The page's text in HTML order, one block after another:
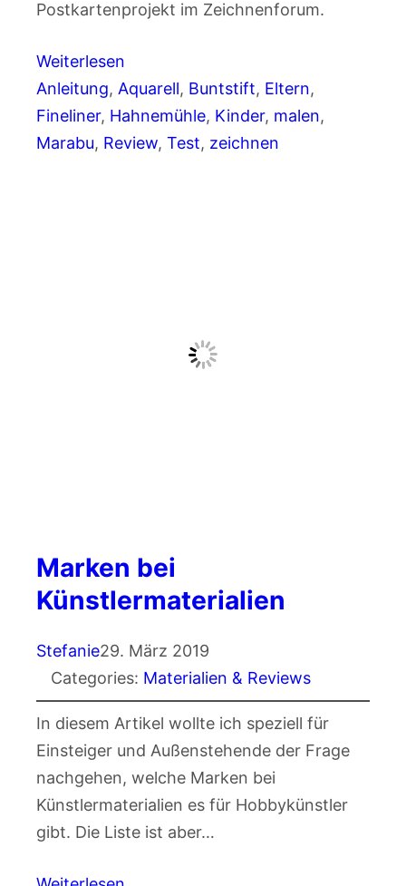
Postkartenprojekt im Zeichnenforum.
Weiterlesen
Anleitung, Aquarell, Buntstift, Eltern
Fineliner, Hahnemühle, Kinder, malen
Marabu, Review, Test, zeichnen
Marken bei
Künstlermaterialien
Stefanie29. März 2019
Categories: Materialien & Reviews
In diesem Artikel wollte ich speziell für
Einsteiger und Außenstehende der Frage
nachgehen, welche Marken bei
Künstlermaterialien es für Hobbykünstler
gibt. Die Liste ist aber…